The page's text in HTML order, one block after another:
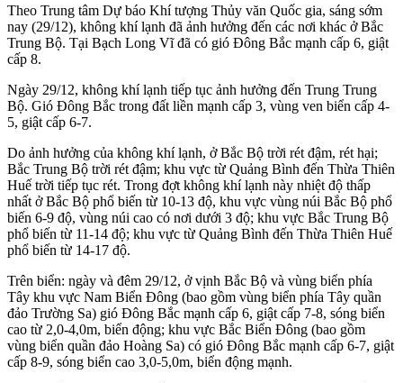
Theo Trung tâm Dự báo Khí tượng Thủy văn Quốc gia, sáng sớm
nay (29/12), không khí lạnh đã ảnh hưởng đến các nơi khác ở Bắc
Trung Bộ. Tại Bạch Long Vĩ đã có gió Đông Bắc mạnh cấp 6, giật
cấp 8.
Ngày 29/12, không khí lạnh tiếp tục ảnh hưởng đến Trung Trung
Bộ. Gió Đông Bắc trong đất liền mạnh cấp 3, vùng ven biển cấp 4-
5, giật cấp 6-7.
Do ảnh hưởng của không khí lạnh, ở Bắc Bộ trời rét đậm, rét hại;
Bắc Trung Bộ trời rét đậm; khu vực từ Quảng Bình đến Thừa Thiên
Huế trời tiếp tục rét. Trong đợt không khí lạnh này nhiệt độ thấp
nhất ở Bắc Bộ phổ biến từ 10-13 độ, khu vực vùng núi Bắc Bộ phổ
biến 6-9 độ, vùng núi cao có nơi dưới 3 độ; khu vực Bắc Trung Bộ
phổ biến từ 11-14 độ; khu vực từ Quảng Bình đến Thừa Thiên Huế
phổ biến từ 14-17 độ.
Trên biển: ngày và đêm 29/12, ở vịnh Bắc Bộ và vùng biển phía
Tây khu vực Nam Biển Đông (bao gồm vùng biển phía Tây quần
đảo Trường Sa) gió Đông Bắc mạnh cấp 6, giật cấp 7-8, sóng biển
cao từ 2,0-4,0m, biển động; khu vực Bắc Biển Đông (bao gồm
vùng biển quần đảo Hoàng Sa) có gió Đông Bắc mạnh cấp 6-7, giật
cấp 8-9, sóng biển cao 3,0-5,0m, biển động mạnh.